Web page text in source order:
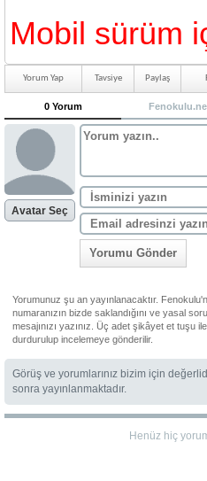
Mobil sürüm
Yorum Yap Tavsiye Paylaş
0 Yorum
Avatar Seç
Yorumu Gönder
Yorumunuz şu an yayınlanacaktır.
numaranızın bizde saklandığını ve yasal
mesajınızı yazınız. Üç adet şikâyet et tuşu
durdurulup incelemeye gönderilir.
Görüş ve yorumlarınız bizim için
sonra yayınlanmaktadır.
Henüz hiç